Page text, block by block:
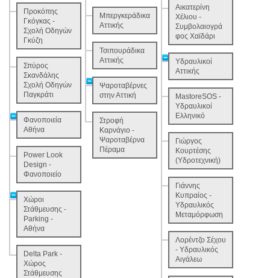
Προκόπης
Γκόγκας -
Σχολή Οδηγών
Γκύζη
Σπύρος
Σκανδάλης
Σχολή Οδηγών
Παγκράτι
Φανοποιεία
Αθήνα
Power Look
Design -
Φανοποιείο
Χώροι
Στάθμευσης -
Parking -
Αθήνα
Delta Park -
Χώρος
Στάθμευσης
Μπεργκεράδικα
Αττικής
Τσιπουράδικα
Αττικής
Ψαροταβέρνες
στην Αττική
Στροφή
Καρνάγιο -
Ψαροταβέρνα
Πέραμα
Αικατερίνη
Χέλιου -
Συμβολαιογρά
φος Χαϊδάρι
Υδραυλικοί
Αττικής
MastoreSOS -
Υδραυλικοί
Ελληνικό
Γιώργος
Κουρτέσης
(Υδροτεχνική)
Γιάννης
Κυπραίος -
Υδραυλικός
Μεταμόρφωση
Λορέντζο Σέχου
- Υδραυλικός
Αιγάλεω